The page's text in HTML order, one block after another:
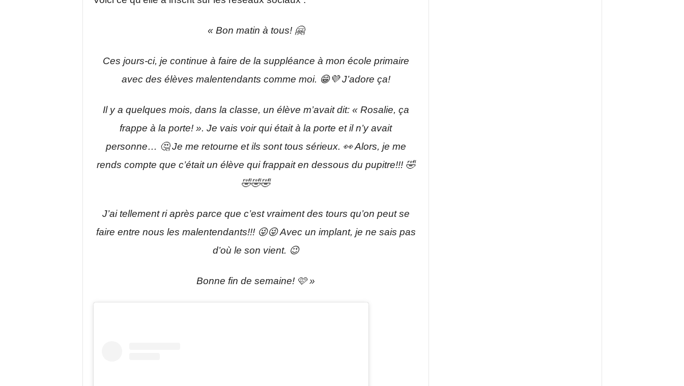
« Bon matin à tous! 🤗
Ces jours-ci, je continue à faire de la suppléance à mon école primaire
avec des élèves malentendants comme moi. 😁💜 J’adore ça!
Il y a quelques mois, dans la classe, un élève m’avait dit: « Rosalie, ça
frappe à la porte! ». Je vais voir qui était à la porte et il n’y avait
personne… 🤔 Je me retourne et ils sont tous sérieux. 👀 Alors, je me
rends compte que c’était un élève qui frappait en dessous du pupitre!!! 🤣
🤣🤣🤣
J’ai tellement ri après parce que c’est vraiment des tours qu’on peut se
faire entre nous les malentendants!!! 😜😜 Avec un implant, je ne sais pas
d’où le son vient. 😉
Bonne fin de semaine! 🩷 »